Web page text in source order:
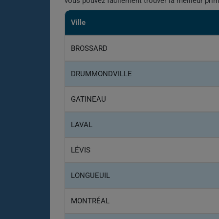
Ville
BROSSARD
DRUMMONDVILLE
GATINEAU
LAVAL
LÉVIS
LONGUEUIL
MONTRÉAL